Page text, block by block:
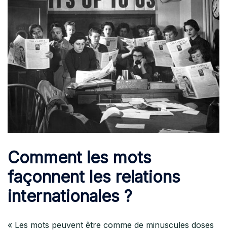
Comment les mots
façonnent les relations
internationales ?
« Les mots peuvent être comme de minuscules doses